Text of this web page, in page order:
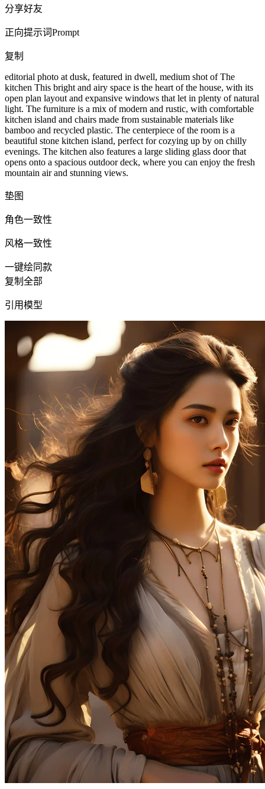
分享好友
正向提示词Prompt
复制
editorial photo at dusk, featured in dwell, medium shot of The
kitchen This bright and airy space is the heart of the house, with its
open plan layout and expansive windows that let in plenty of natural
light. The furniture is a mix of modern and rustic, with comfortable
kitchen island and chairs made from sustainable materials like
bamboo and recycled plastic. The centerpiece of the room is a
beautiful stone kitchen island, perfect for cozying up by on chilly
evenings. The kitchen also features a large sliding glass door that
opens onto a spacious outdoor deck, where you can enjoy the fresh
mountain air and stunning views.
垫图
角色一致性
风格一致性
一键绘同款
复制全部
引用模型